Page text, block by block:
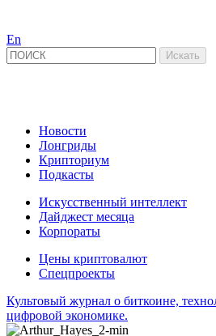
En
Новости
Лонгриды
Крипториум
Подкасты
Искусственный интеллект
Дайджест месяца
Корпораты
Цены криптовалют
Спецпроекты
Культовый журнал о биткоине,
цифровой экономике.